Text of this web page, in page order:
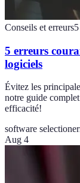
Conseils et erreurs5
5 erreurs
logiciels
Évitez les
notre guide
efficacité!
software selection
Aug 4